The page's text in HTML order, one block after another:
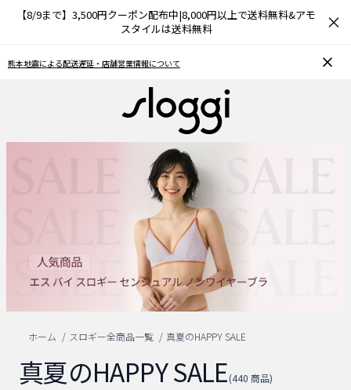
【8/9まで】3,500円クーポン配布中|8,000円以上で送料無料&アモ
スタイルは送料無料
×
業情報について お気に入り機能をご利用のお客様へ
ホーム スロギー全商品一覧 真夏のHAPPY SALE
真夏のHAPPY SALE(440 商品)